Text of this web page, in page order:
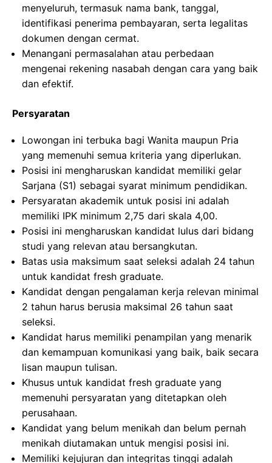
menyeluruh, termasuk nama bank, tanggal,
identifikasi penerima pembayaran, serta legalitas
dokumen dengan cermat.
Menangani permasalahan atau perbedaan
mengenai rekening nasabah dengan cara yang baik
dan efektif.
Persyaratan
Lowongan ini terbuka bagi Wanita maupun Pria
yang memenuhi semua kriteria yang diperlukan.
Posisi ini mengharuskan kandidat memiliki gelar
Sarjana (S1) sebagai syarat minimum pendidikan.
Persyaratan akademik untuk posisi ini adalah
memiliki IPK minimum 2,75 dari skala 4,00.
Posisi ini mengharuskan kandidat lulus dari bidang
studi yang relevan atau bersangkutan.
Batas usia maksimum saat seleksi adalah 24 tahun
untuk kandidat fresh graduate.
Kandidat dengan pengalaman kerja relevan minimal
2 tahun harus berusia maksimal 26 tahun saat
seleksi.
Kandidat harus memiliki penampilan yang menarik
dan kemampuan komunikasi yang baik, baik secara
lisan maupun tulisan.
Khusus untuk kandidat fresh graduate yang
memenuhi persyaratan yang ditetapkan oleh
perusahaan.
Kandidat yang belum menikah dan belum pernah
menikah diutamakan untuk mengisi posisi ini.
Memiliki kejujuran dan integritas tinggi adalah